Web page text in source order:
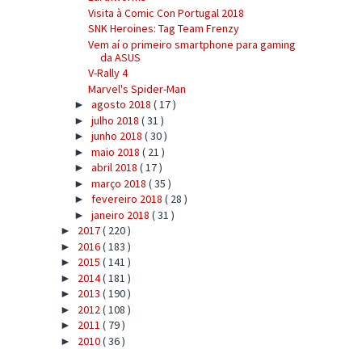
Visita à Comic Con Portugal 2018
SNK Heroines: Tag Team Frenzy
Vem aí o primeiro smartphone para gaming
da ASUS
V-Rally 4
Marvel's Spider-Man
► agosto 2018 ( 17 )
► julho 2018 ( 31 )
► junho 2018 ( 30 )
► maio 2018 ( 21 )
► abril 2018 ( 17 )
► março 2018 ( 35 )
► fevereiro 2018 ( 28 )
► janeiro 2018 ( 31 )
► 2017( 220 )
► 2016( 183 )
► 2015 ( 141 )
► 2014( 181 )
► 2013 ( 190 )
► 2012( 108 )
► 2011 ( 79 )
► 2010( 36 )